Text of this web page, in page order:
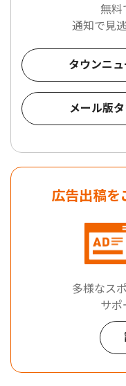
無料
通知で見
タウンニ
メール版
広告出稿を
多様なス
サポ